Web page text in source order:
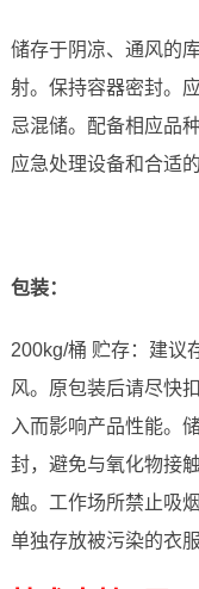
储存于阴凉、通风的
射。保持容器密封。
忌混储。配备相应品
应急处理设备和合适
包装：
200kg/桶 贮存：建议
风。原包装后请尽快
入而影响产品性能。
封，避免与氧化物接
触。工作场所禁止吸
单独存放被污染的衣